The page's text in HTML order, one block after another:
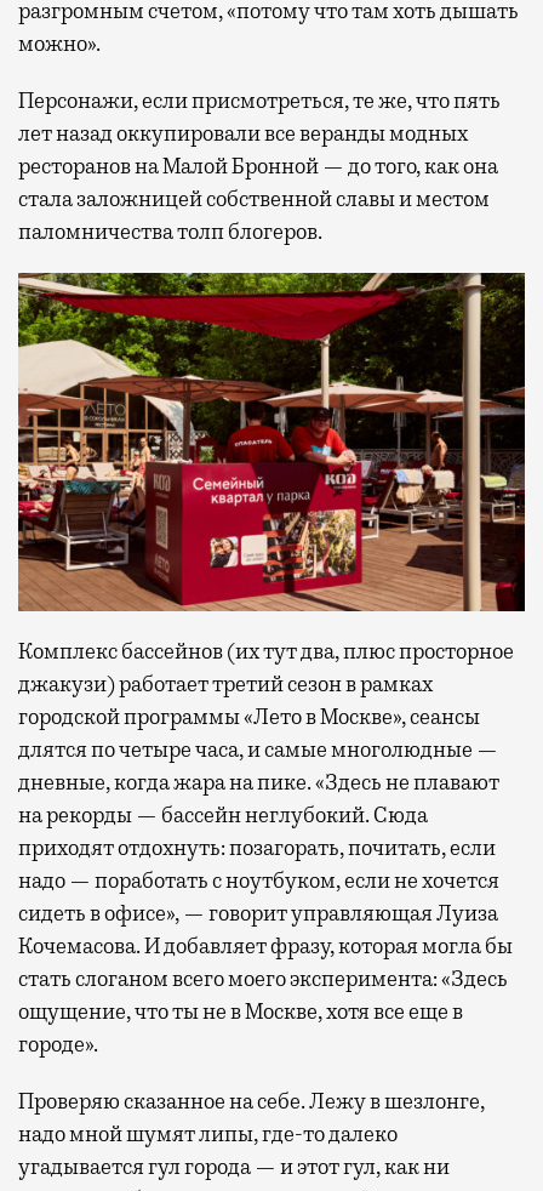
разгромным счетом, «потому что там хоть дышать
можно».
Персонажи, если присмотреться, те же, что пять
лет назад оккупировали все веранды модных
ресторанов на Малой Бронной — до того, как она
стала заложницей собственной славы и местом
паломничества толп блогеров.
Комплекс бассейнов (их тут два, плюс просторное
джакузи) работает третий сезон в рамках
городской программы «Лето в Москве», сеансы
длятся по четыре часа, и самые многолюдные —
дневные, когда жара на пике. «Здесь не плавают
на рекорды — бассейн неглубокий. Сюда
приходят отдохнуть: позагорать, почитать, если
надо — поработать с ноутбуком, если не хочется
сидеть в офисе», — говорит управляющая Луиза
Кочемасова. И добавляет фразу, которая могла бы
стать слоганом всего моего эксперимента: «Здесь
ощущение, что ты не в Москве, хотя все еще в
городе».
Проверяю сказанное на себе. Лежу в шезлонге,
надо мной шумят липы, где-то далеко
угадывается гул города — и этот гул, как ни